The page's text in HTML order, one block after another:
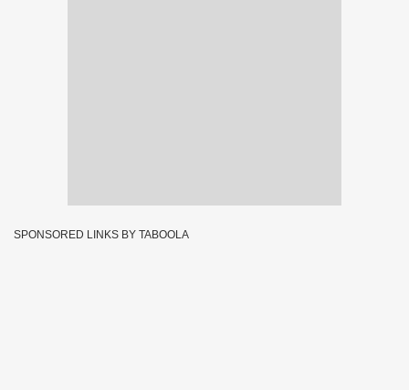
SPONSORED LINKS BY TABOOLA